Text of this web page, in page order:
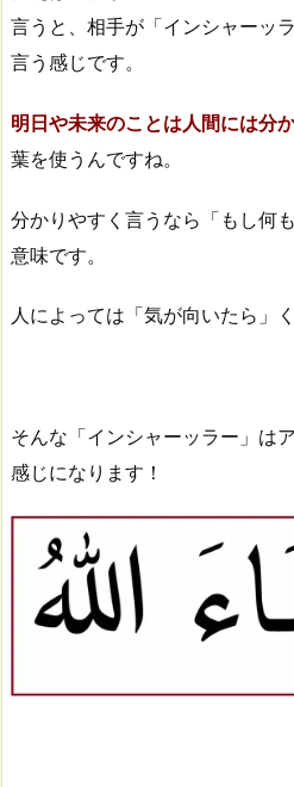
言うと、相手が「インシャーッ
言う感じです。
明日や未来のことは人間には分
葉を使うんですね。
分かりやすく言うなら「もし何
意味です。
人によっては「気が向いたら」
そんな「インシャーッラー」は
感じになります！